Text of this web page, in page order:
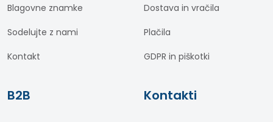
Blagovne znamke
Sodelujte z nami
Kontakt
Dostava in vračila
Plačila
GDPR in piškotki
B2B Kontakti